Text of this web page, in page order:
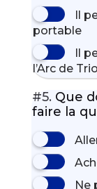
Il
portable
Il
l’Arc de
#5. Que
faire la
Ne